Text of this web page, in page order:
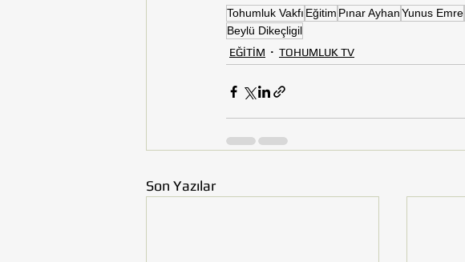
Tohumluk Vakfı Eğitim Pınar AyhanYunus Emre
Beylü Dikeçligil
EĞİTİM
TOHUMLUK TV
Son Yazılar